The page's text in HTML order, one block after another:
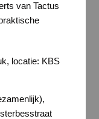
van Tactus
locatie: KBS